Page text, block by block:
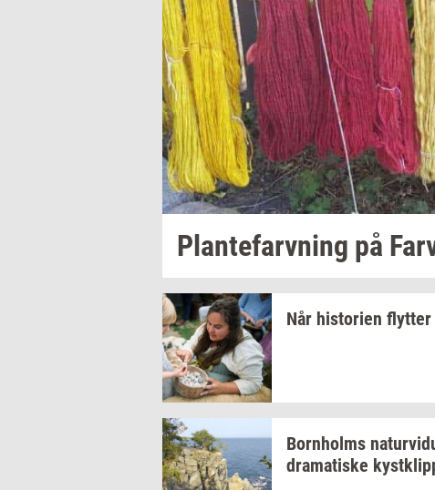
Plan­te­farv­ning på
Når hi­sto­ri­en flyt­ter
Born­holms
dra­ma­ti­ske